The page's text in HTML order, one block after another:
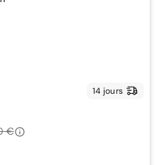
14 jours
€